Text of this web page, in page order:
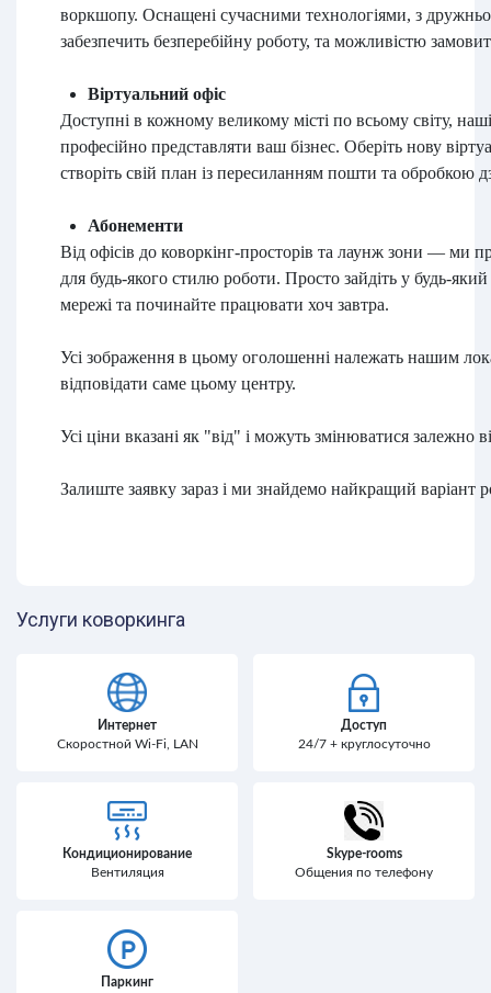
воркшопу. Оснащені сучасними технологіями, з
забезпечить безперебійну роботу, та можливістю
Віртуальний офіс
Доступні в кожному великому місті по всьому світу,
професійно представляти ваш бізнес. Оберіть нову
створіть свій план із пересиланням пошти та обробкою
Абонементи
Від офісів до коворкінг-просторів та лаунж зони — ми
для будь-якого стилю роботи. Просто зайдіть у будь-
мережі та починайте працювати хоч завтра.
Усі зображення в цьому оголошенні належать нашим
відповідати саме цьому центру.
Усі ціни вказані як "від" і можуть змінюватися залежно
Залиште заявку зараз і ми знайдемо найкращий варіант
Услуги коворкинга
Интернет
Скоростной Wi-Fi, LAN
Доступ
24/7 + круглосуточно
Кондиционирование
Вентиляция
Skype-rooms
Общения по телефону
Паркинг